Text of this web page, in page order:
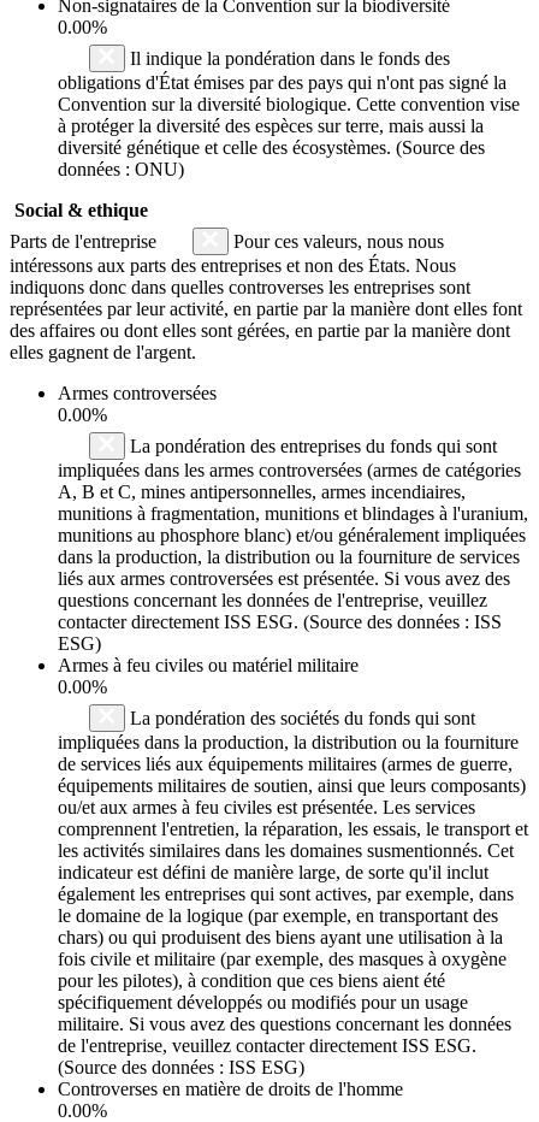
Non-signataires de la Convention sur la biodiversité
0.00%
Il indique la pondération dans le fonds des
obligations d'État émises par des pays qui n'ont pas signé la
Convention sur la diversité biologique. Cette convention vise
à protéger la diversité des espèces sur terre, mais aussi la
diversité génétique et celle des écosystèmes. (Source des
données : ONU)
Social & ethique
Parts de l'entreprise
Pour ces valeurs, nous nous
intéressons aux parts des entreprises et non des États. Nous
indiquons donc dans quelles controverses les entreprises sont
représentées par leur activité, en partie par la manière dont elles font
des affaires ou dont elles sont gérées, en partie par la manière dont
elles gagnent de l'argent.
Armes controversées
0.00%
La pondération des entreprises du fonds qui sont
impliquées dans les armes controversées (armes de catégories
A, B et C, mines antipersonnelles, armes incendiaires,
munitions à fragmentation, munitions et blindages à l'uranium,
munitions au phosphore blanc) et/ou généralement impliquées
dans la production, la distribution ou la fourniture de services
liés aux armes controversées est présentée. Si vous avez des
questions concernant les données de l'entreprise, veuillez
contacter directement ISS ESG. (Source des données : ISS
ESG)
Armes à feu civiles ou matériel militaire
0.00%
La pondération des sociétés du fonds qui sont
impliquées dans la production, la distribution ou la fourniture
de services liés aux équipements militaires (armes de guerre,
équipements militaires de soutien, ainsi que leurs composants)
ou/et aux armes à feu civiles est présentée. Les services
comprennent l'entretien, la réparation, les essais, le transport et
les activités similaires dans les domaines susmentionnés. Cet
indicateur est défini de manière large, de sorte qu'il inclut
également les entreprises qui sont actives, par exemple, dans
le domaine de la logique (par exemple, en transportant des
chars) ou qui produisent des biens ayant une utilisation à la
fois civile et militaire (par exemple, des masques à oxygène
pour les pilotes), à condition que ces biens aient été
spécifiquement développés ou modifiés pour un usage
militaire. Si vous avez des questions concernant les données
de l'entreprise, veuillez contacter directement ISS ESG.
(Source des données : ISS ESG)
Controverses en matière de droits de l'homme
0.00%